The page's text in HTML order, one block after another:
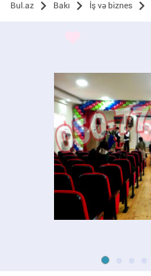
Bul.az Bakı İş və biznes